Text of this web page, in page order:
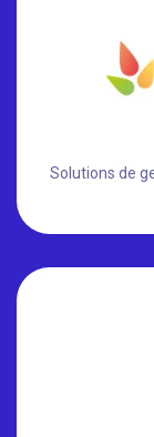
Solutions de